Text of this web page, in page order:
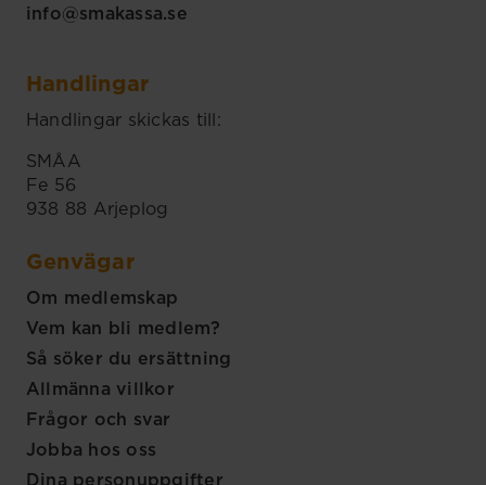
info@smakassa.se
Handlingar
Handlingar skickas till:
SMÅA
Fe 56
938 88 Arjeplog
Genvägar
Om medlemskap
Vem kan bli medlem?
Så söker du ersättning
Allmänna villkor
Frågor och svar
Jobba hos oss
Dina personuppgifter